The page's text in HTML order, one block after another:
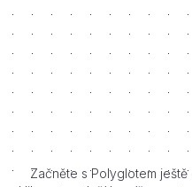
Začněte s Polyglotem